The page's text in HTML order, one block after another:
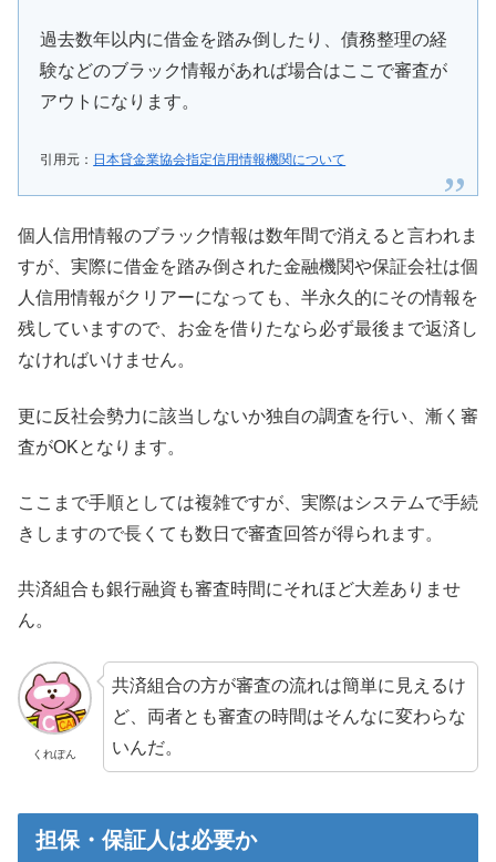
過去数年以内に借金を踏み倒したり、債務整理の経
験などのブラック情報があれば場合はここで審査が
アウトになります。
引用元： 日本貸金業協会指定信用情報機関について
個人信用情報のブラック情報は数年間で消えると言われま
すが、実際に借金を踏み倒された金融機関や保証会社は個
人信用情報がクリアーになっても、半永久的にその情報を
残していますので、お金を借りたなら必ず最後まで返済し
なければいけません。
更に反社会勢力に該当しないか独自の調査を行い、漸く審
査がOKとなります。
ここまで手順としては複雑ですが、実際はシステムで手続
きしますので長くても数日で審査回答が得られます。
共済組合も銀行融資も審査時間にそれほど大差ありませ
ん。
くれぽん
共済組合の方が審査の流れは簡単に見えるけ
ど、両者とも審査の時間はそんなに変わらな
いんだ。
担保・保証人は必要か